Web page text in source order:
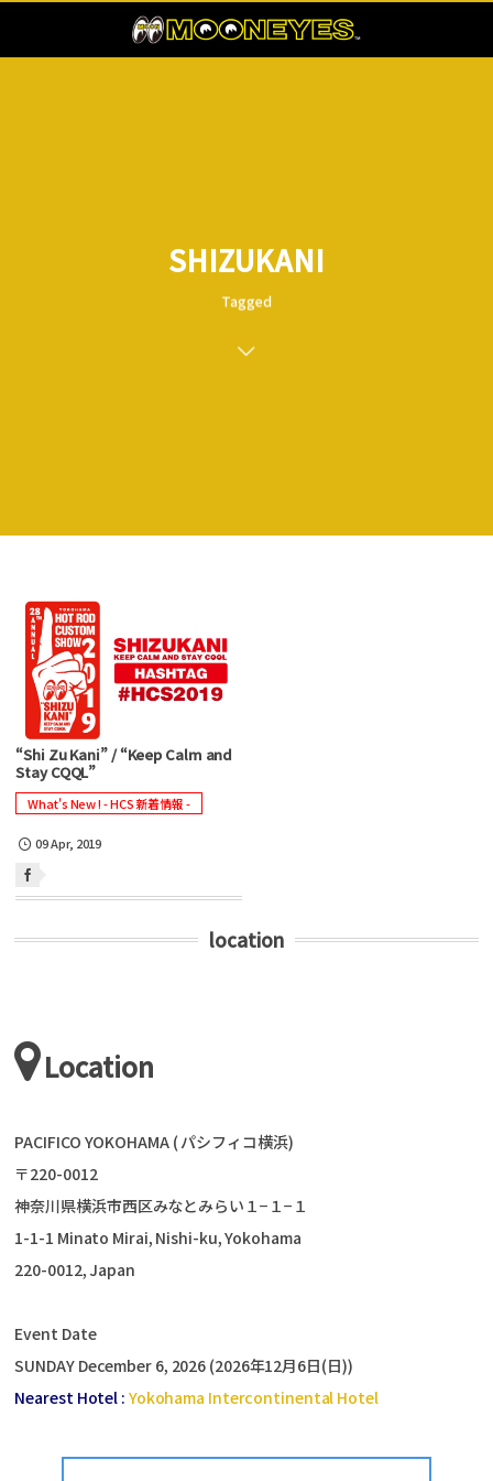
SHIZUKANI
Tagged
“Shi Zu Kani” / “Keep Calm and
Stay CQQL”
What's New ! - HCS 新着情報 -
09Apr, 2019
location
Location
PACIFICO YOKOHAMA ( パシフィコ横浜)
〒220-0012
神奈川県横浜市西区みなとみらい１−１−１
1-1-1 Minato Mirai, Nishi-ku, Yokohama
220-0012, Japan
Event Date
SUNDAY December 6, 2026 (2026年12月6日(日))
Nearest Hotel : Yokohama Intercontinental Hotel